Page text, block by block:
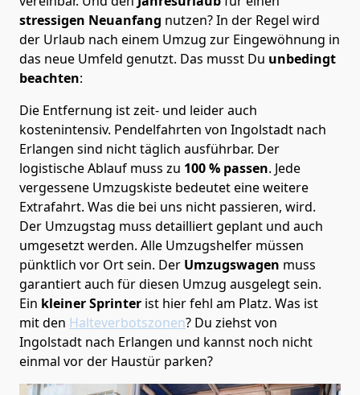
stressigen Neuanfang nutzen? In der Regel wird
der Urlaub nach einem Umzug zur Eingewöhnung in
das neue Umfeld genutzt. Das musst Du unbedingt
beachten:
Die Entfernung ist zeit- und leider auch
kostenintensiv. Pendelfahrten von Ingolstadt nach
Erlangen sind nicht täglich ausführbar. Der
logistische Ablauf muss zu 100 % passen. Jede
vergessene Umzugskiste bedeutet eine weitere
Extrafahrt. Was die bei uns nicht passieren, wird.
Der Umzugstag muss detailliert geplant und auch
umgesetzt werden. Alle Umzugshelfer müssen
pünktlich vor Ort sein. Der Umzugswagen muss
garantiert auch für diesen Umzug ausgelegt sein.
Ein kleiner Sprinter ist hier fehl am Platz. Was ist
mit den Halteverbotszonen? Du ziehst von
Ingolstadt nach Erlangen und kannst noch nicht
einmal vor der Haustür parken?